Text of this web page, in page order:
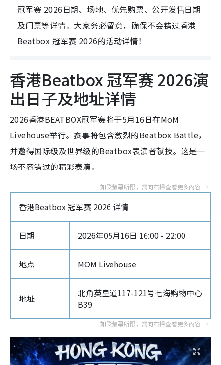
冠军赛 2026日期、场地、优先购票、公开发售日期
及门票等详情。大家务必留意，确保不会错过香港
Beatbox 冠军赛 2026的活动详情！
香港Beatbox 冠军赛 2026演
出日子及地址详情
2026香港BEATBOX冠军赛将于5月16日在MoM
Livehouse举行。赛事将包含激烈的Beatbox Battle，
并邀得国际级及世界级的Beatbox表演者献技。这是一
场不容错过的精彩表演。
香港Beatbox 冠军赛 2026 详情
日期 2026年05月16日 16:00 - 22:00
地点 MOM Livehouse
地址
北角英皇道117-121号七海购物中心
B39